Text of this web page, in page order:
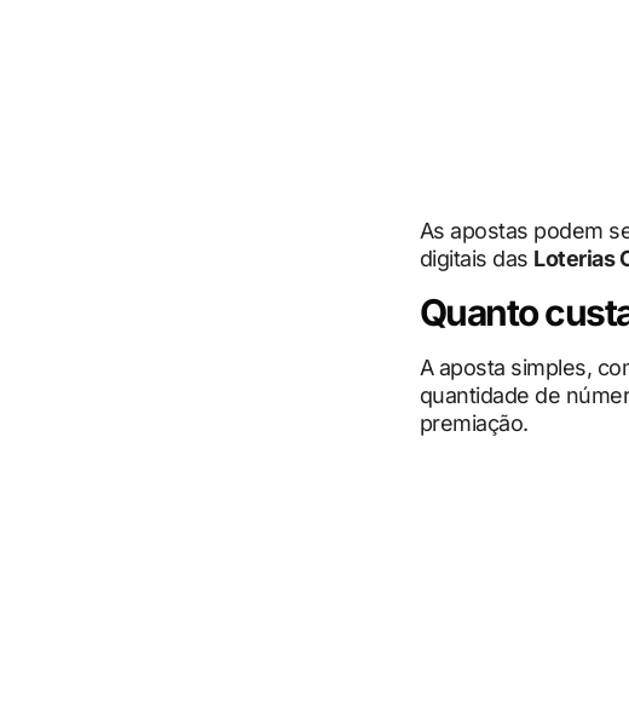
As apostas podem
digitais das Loterias
Quanto
A aposta simples,
quantidade de
premiação.